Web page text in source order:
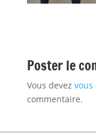
Poster le
Vous devez vous
commentaire.